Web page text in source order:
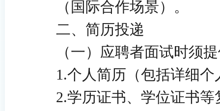
（国际合作场景）。
二、 简历投递
（一）应聘者面试时须
1.个人简历（包括详细
2.学历证书、学位证书等